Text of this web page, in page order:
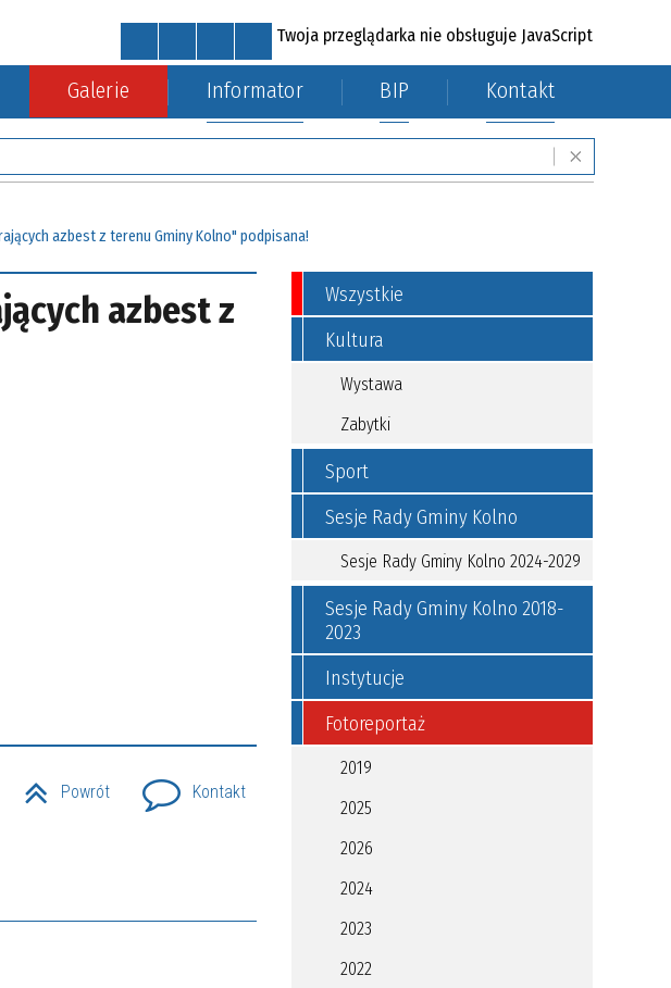
Twoja przeglądarka nie obsługuje JavaScript
STRONA GŁÓWNA MAPA STRONY RSS KONTAKT
Galerie Informator BIP Kontakt
azbest z terenu Gminy Kolno" podpisana!
azbest z
Powrót Kontakt
Wszystkie
Kultura
Wystawa
Zabytki
Sport
Sesje Rady Gminy Kolno
Sesje Rady Gminy Kolno 2024-2029
Sesje Rady Gminy Kolno 2018-
2023
Instytucje
Fotoreportaż
2019
2025
2026
2024
2023
2022